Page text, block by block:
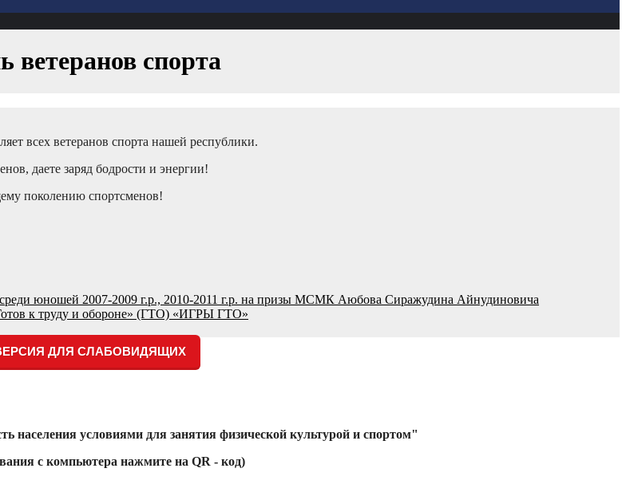
ветеранов спорта
всех ветеранов спорта нашей республики.
даете заряд бодрости и энергии!
поколению спортсменов!
юношей 2007-2009 г.р., 2010-2011 г.р. на призы МСМК Аюбова Сиражудина Айнудиновича
к труду и обороне» (ГТО) «ИГРЫ ГТО»
ДЛЯ СЛАБОВИДЯЩИХ
населения условиями для занятия физической культурой и спортом"
с компьютера нажмите на QR - код)